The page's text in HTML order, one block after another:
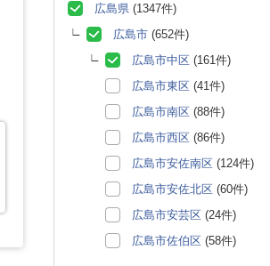
広島県 (1347件)
広島市 (652件)
広島市中区 (161件)
広島市東区 (41件)
広島市南区 (88件)
広島市西区 (86件)
広島市安佐南区 (124件)
広島市安佐北区 (60件)
広島市安芸区 (24件)
広島市佐伯区 (58件)